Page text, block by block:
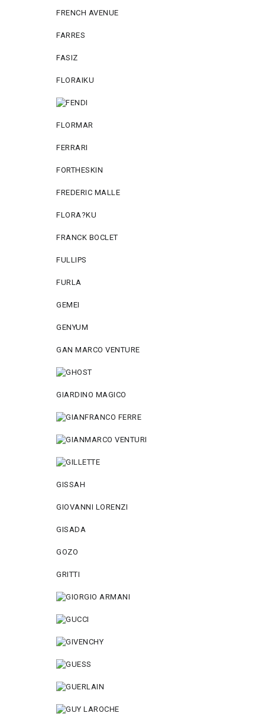
FRENCH AVENUE
FARRES
FASIZ
FLORAIKU
FLORMAR
FERRARI
FORTHESKIN
FREDERIC MALLE
FLORA?KU
FRANCK BOCLET
FULLIPS
FURLA
GEMEI
GENYUM
GAN MARCO VENTURE
GIARDINO MAGICO
GISSAH
GIOVANNI LORENZI
GISADA
GOZO
GRITTI